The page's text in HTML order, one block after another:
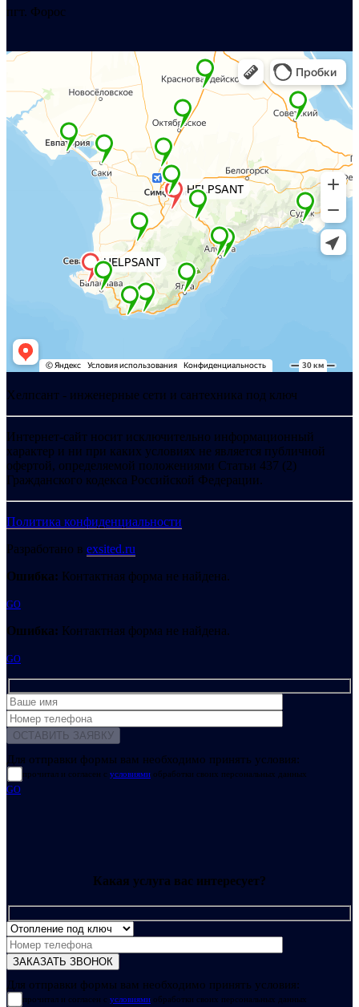
пгт. Форос
Хелпсант - инженерные сети и сантехника под ключ
Интернет-сайт носит исключительно информационный
характер и ни при каких условиях не является публичной
офертой, определяемой положениями Статьи 437 (2)
Гражданского кодекса Российской Федерации.
Политика конфиденциальности
Разработано в exsited.ru
Ошибка: Контактная форма не найдена.
GO
Ошибка: Контактная форма не найдена.
GO
Для отправки формы вам необходимо принять условия:
прочитал и согласен с условиями обработки своих персональных данных
GO
Какая услуга вас интересует?
Для отправки формы вам необходимо принять условия:
прочитал и согласен с условиями обработки своих персональных данных